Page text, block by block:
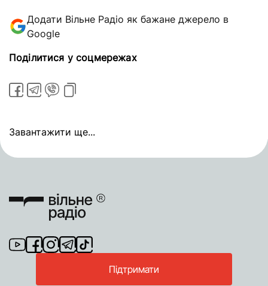
Додати Вільне Радіо як бажане джерело в
Google
Поділитися у соцмережах
Завантажити ще...
Підтримати